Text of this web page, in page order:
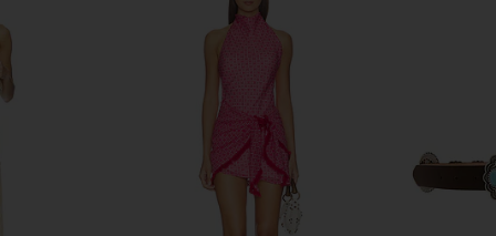
Corset Top in Sand
Jaded London
$170